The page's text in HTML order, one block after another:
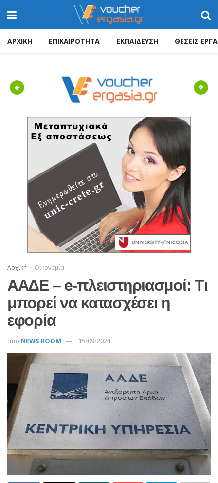
ΑΡΧΙΚΗ ΕΠΙΚΑΙΡΟΤΗΤΑ ΕΚΠΑΙΔΕΥΣΗ ΘΕΣΕΙΣ
Previous Next
Αρχική Οικονομία
ΑΑΔΕ – e-πλειστηριασμοί: Tι
μπορεί να κατασχέσει η
εφορία
από NEWS ROOM 15/09/2024